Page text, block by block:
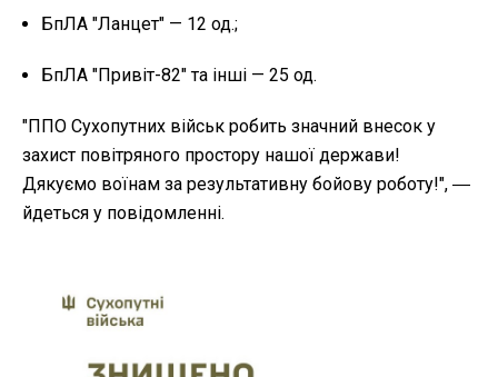
БпЛА "Ланцет" — 12 од.;
БпЛА "Привіт-82" та інші — 25 од.
"ППО Сухопутних військ робить значний внесок у
захист повітряного простору нашої держави!
Дякуємо воїнам за результативну бойову роботу!", ―
йдеться у повідомленні.